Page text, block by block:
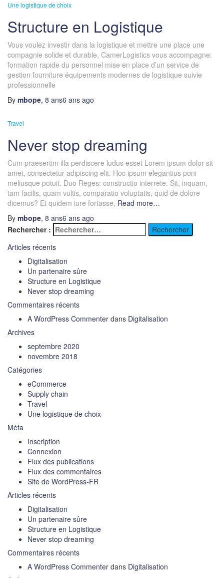
Une logistique de choix
Structure en Logistique
Vous voulez investir dans la logistique et mettre une place une
compagnie solide et durable, CamerLogistics vous accompagne:
formation rapide du personnel mise en place d’un service de
gestion fourniture équipements modernes de logistique suivie
professionnelle
By mbope, 8 ans6 ans ago
Travel
Never stop dreaming
Cum praesertim illa perdiscere ludus esset Lorem ipsum dolor sit
amet, consectetur adipiscing elit. Hoc ipsum elegantius poni
meliusque potuit. Duo Reges: constructio interrete. Sit, inquam,
tam facilis, quam vultis, comparatio voluptatis, quid de dolore
dicemus? Et quidem iure fortasse, Read more…
By mbope, 8 ans6 ans ago
Rechercher :
Articles récents
Digitalisation
Un partenaire sûre
Structure en Logistique
Never stop dreaming
Commentaires récents
A WordPress Commenter dans Digitalisation
Archives
septembre 2020
novembre 2018
Catégories
eCommerce
Supply chain
Travel
Une logistique de choix
Méta
Inscription
Connexion
Flux des publications
Flux des commentaires
Site de WordPress-FR
Articles récents
Digitalisation
Un partenaire sûre
Structure en Logistique
Never stop dreaming
Commentaires récents
A WordPress Commenter dans Digitalisation